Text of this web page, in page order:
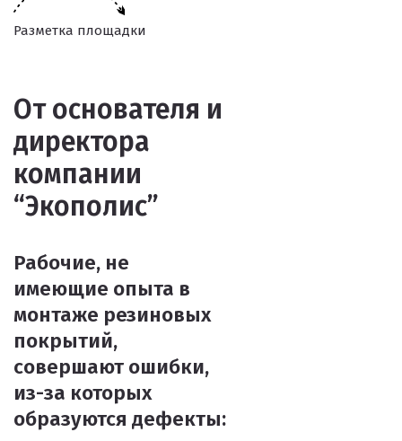
Разметка площадки
От основателя и
директора
компании
“Экополис”
Рабочие, не
имеющие опыта в
монтаже резиновых
покрытий,
совершают ошибки,
из-за которых
образуются дефекты: